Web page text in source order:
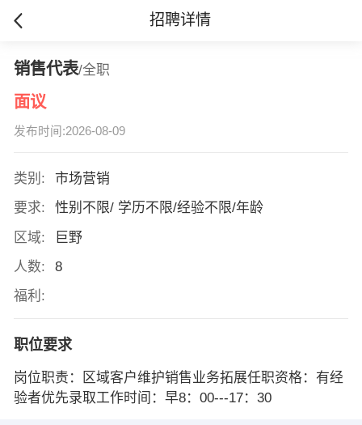
招聘详情
销售代表/全职
面议
发布时间:2026-08-09
类别:
市场营销
要求:
性别不限/ 学历不限/经验不限/年龄
区域:
巨野
人数:
8
福利:
职位要求
岗位职责：区域客户维护销售业务拓展任职资格：有经
验者优先录取工作时间：早8：00---17：30